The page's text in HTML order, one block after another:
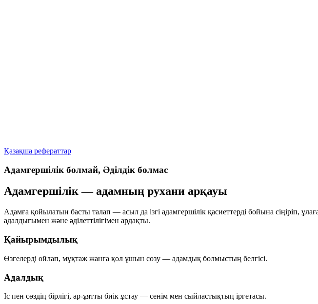
Қазақша рефераттар
Адамгершілік болмай, Әділдік болмас
Адамгершілік — адамның рухани арқауы
Адамға қойылатын басты талап — асыл да ізгі адамгершілік қасиеттерді бойына сіңіріп,
адалдығымен және әділеттілігімен ардақты.
Қайырымдылық
Өзгелерді ойлап, мұқтаж жанға қол ұшын созу — адамдық болмыстың белгісі.
Адалдық
Іс пен сөздің бірлігі, ар-ұятты биік ұстау — сенім мен сыйластықтың іргетасы.